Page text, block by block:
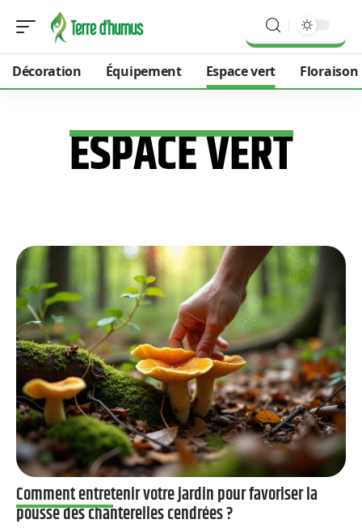
Décoration Équipement Espace vert Floraison
ESPACE VERT
Comment entretenir votre jardin pour favoriser la
pousse des chanterelles cendrées ?